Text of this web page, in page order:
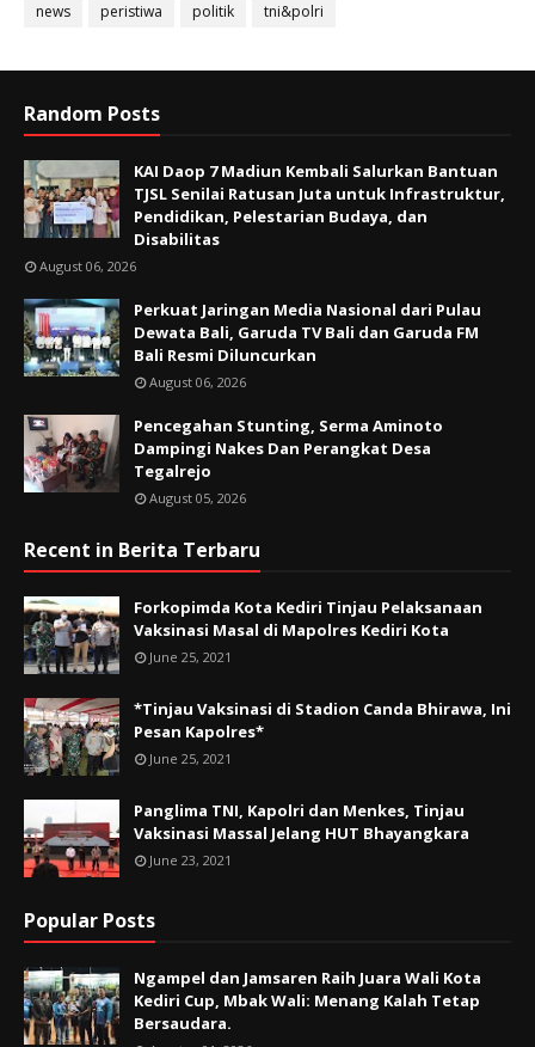
news
peristiwa politik tni&polri
Random Posts
KAI Daop 7 Madiun Kembali Salurkan Bantuan
TJSL Senilai Ratusan Juta untuk Infrastruktur,
Pendidikan, Pelestarian Budaya, dan
Disabilitas
August 06, 2026
Perkuat Jaringan Media Nasional dari Pulau
Dewata Bali, Garuda TV Bali dan Garuda FM
Bali Resmi Diluncurkan
August 06, 2026
Pencegahan Stunting, Serma Aminoto
Dampingi Nakes Dan Perangkat Desa
Tegalrejo
August 05, 2026
Recent in Berita Terbaru
Forkopimda Kota Kediri Tinjau Pelaksanaan
Vaksinasi Masal di Mapolres Kediri Kota
June 25, 2021
*Tinjau Vaksinasi di Stadion Canda Bhirawa, Ini
Pesan Kapolres*
June 25, 2021
Panglima TNI, Kapolri dan Menkes, Tinjau
Vaksinasi Massal Jelang HUT Bhayangkara
June 23, 2021
Popular Posts
Ngampel dan Jamsaren Raih Juara Wali Kota
Kediri Cup, Mbak Wali: Menang Kalah Tetap
Bersaudara.